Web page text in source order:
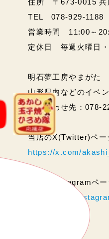
TEL 078-929-1188
営業時間 11:00～
定休日 毎週火曜日
明石夢工房やまがた
山形県内などのイベ
問い合わせ先：078-
当店のX(Twitter)ペー
https://x.com/
当店のInstagramペ
https://